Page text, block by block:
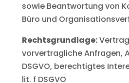
sowie Beantwortung von
Büro und
Rechtsgrundlage:
vorvertragliche Anfragen,
DSGVO, berechtigtes
lit. f DSGVO